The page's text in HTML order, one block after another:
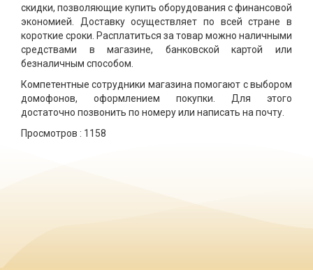
скидки, позволяющие купить оборудования с финансовой
экономией. Доставку осуществляет по всей стране в
короткие сроки. Расплатиться за товар можно наличными
средствами в магазине, банковской картой или
безналичным способом.
Компетентные сотрудники магазина помогают с выбором
домофонов, оформлением покупки. Для этого
достаточно позвонить по номеру или написать на почту.
Просмотров : 1158